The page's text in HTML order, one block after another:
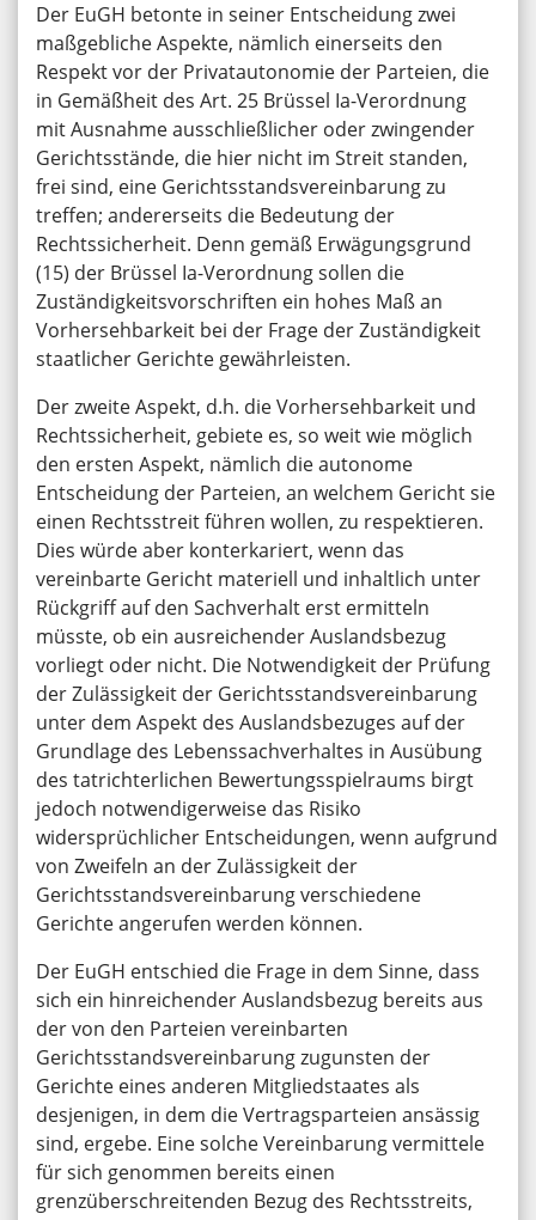
Der EuGH betonte in seiner Entscheidung zwei
maßgebliche Aspekte, nämlich einerseits den
Respekt vor der Privatautonomie der Parteien, die
in Gemäßheit des Art. 25 Brüssel Ia-Verordnung
mit Ausnahme ausschließlicher oder zwingender
Gerichtsstände, die hier nicht im Streit standen,
frei sind, eine Gerichtsstandsvereinbarung zu
treffen; andererseits die Bedeutung der
Rechtssicherheit. Denn gemäß Erwägungsgrund
(15) der Brüssel Ia-Verordnung sollen die
Zuständigkeitsvorschriften ein hohes Maß an
Vorhersehbarkeit bei der Frage der Zuständigkeit
staatlicher Gerichte gewährleisten.
Der zweite Aspekt, d.h. die Vorhersehbarkeit und
Rechtssicherheit, gebiete es, so weit wie möglich
den ersten Aspekt, nämlich die autonome
Entscheidung der Parteien, an welchem Gericht sie
einen Rechtsstreit führen wollen, zu respektieren.
Dies würde aber konterkariert, wenn das
vereinbarte Gericht materiell und inhaltlich unter
Rückgriff auf den Sachverhalt erst ermitteln
müsste, ob ein ausreichender Auslandsbezug
vorliegt oder nicht. Die Notwendigkeit der Prüfung
der Zulässigkeit der Gerichtsstandsvereinbarung
unter dem Aspekt des Auslandsbezuges auf der
Grundlage des Lebenssachverhaltes in Ausübung
des tatrichterlichen Bewertungsspielraums birgt
jedoch notwendigerweise das Risiko
widersprüchlicher Entscheidungen, wenn aufgrund
von Zweifeln an der Zulässigkeit der
Gerichtsstandsvereinbarung verschiedene
Gerichte angerufen werden können.
Der EuGH entschied die Frage in dem Sinne, dass
sich ein hinreichender Auslandsbezug bereits aus
der von den Parteien vereinbarten
Gerichtsstandsvereinbarung zugunsten der
Gerichte eines anderen Mitgliedstaates als
desjenigen, in dem die Vertragsparteien ansässig
sind, ergebe. Eine solche Vereinbarung vermittele
für sich genommen bereits einen
grenzüberschreitenden Bezug des Rechtsstreits,